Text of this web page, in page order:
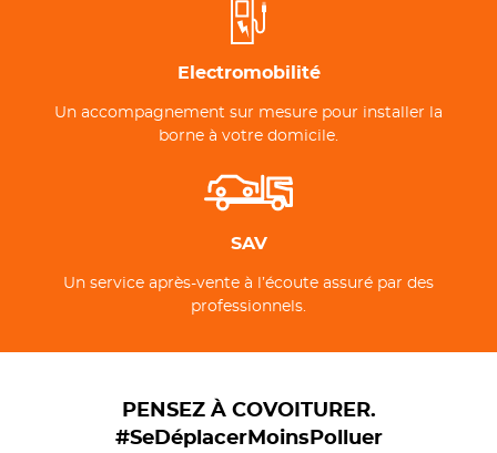
Electromobilité
Un accompagnement sur mesure pour installer la
borne à votre domicile.
SAV
Un service après-vente à l’écoute assuré par des
professionnels.
PENSEZ À COVOITURER.
#SeDéplacerMoinsPolluer